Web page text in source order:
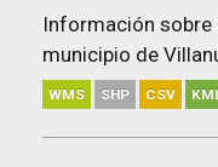
Información sobre
municipio de
WMS SHP CSV